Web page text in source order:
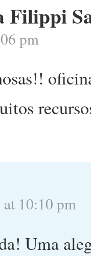
pm
10:10 pm
Uma